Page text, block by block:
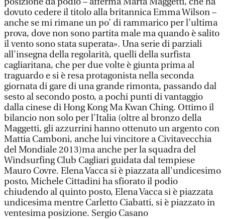
dovuto cedere il titolo alla britannica Emma Wilson –
anche se mi rimane un po’ di rammarico per l’ultima
prova, dove non sono partita male ma quando è salito
il vento sono stata superata». Una serie di parziali
all'insegna della regolarità, quelli della surfista
cagliaritana, che per due volte è giunta prima al
traguardo e si è resa protagonista nella seconda
giornata di gare di una grande rimonta, passando dal
sesto al secondo posto, a pochi punti di vantaggio
dalla cinese di Hong Kong Ma Kwan Ching. Ottimo il
bilancio non solo per l'Italia (oltre al bronzo della
Maggetti, gli azzurrini hanno ottenuto un argento con
Mattia Camboni, anche lui vincitore a Civitavecchia
del Mondiale 2013)ma anche per la squadra del
Windsurfing Club Cagliari guidata dal tempiese
Mauro Covre. Elena Vacca si è piazzata all'undicesimo
posto, Michele Cittadini ha sfiorato il podio
chiudendo al quinto posto, Elena Vacca si è piazzata
undicesima mentre Carletto Ciabatti, si è piazzato in
ventesima posizione. Sergio Casano